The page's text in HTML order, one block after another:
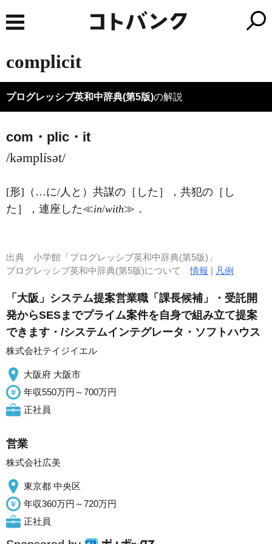
complicit
プログレッシブ英和中辞典(第5版)の解説
com・plic・it
/kəmplísət/
[形] （…に/人と）共謀の［した］，共犯の［し
た］，連座した≪in/with≫ ．
出典 小学館「プログレッシブ英和中辞典(第5版)」
プログレッシブ英和中辞典(第5版)について情報 | 凡例
「大阪」システム提案営業職「課長候補」・受託開
発からSESまでプライム案件を自身で組み立て提案
できます・/システムインテグレータ・ソフトハウス
株式会社テイジイエル
大阪府 大阪市
年収550万円～700万円
正社員
営業
株式会社広美
東京都 中央区
年収360万円～720万円
正社員